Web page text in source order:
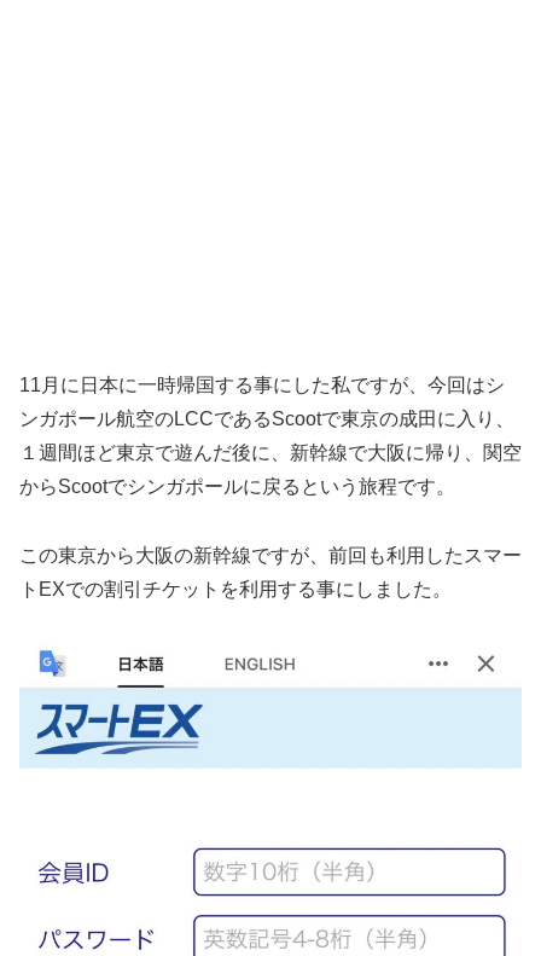
11月に日本に一時帰国する事にした私ですが、今回はシ
ンガポール航空のLCCであるScootで東京の成田に入り、
１週間ほど東京で遊んだ後に、新幹線で大阪に帰り、関空
からScootでシンガポールに戻るという旅程です。
この東京から大阪の新幹線ですが、前回も利用したスマー
トEXでの割引チケットを利用する事にしました。